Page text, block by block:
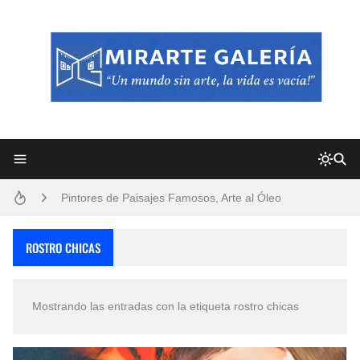
Pintores de Paisajes Famosos, Arte al Óleo
San Valentín Dibujos a Lápiz del 14 de Febrero
ROSTRO CHICAS
Mostrando las entradas con la etiqueta rostro chicas